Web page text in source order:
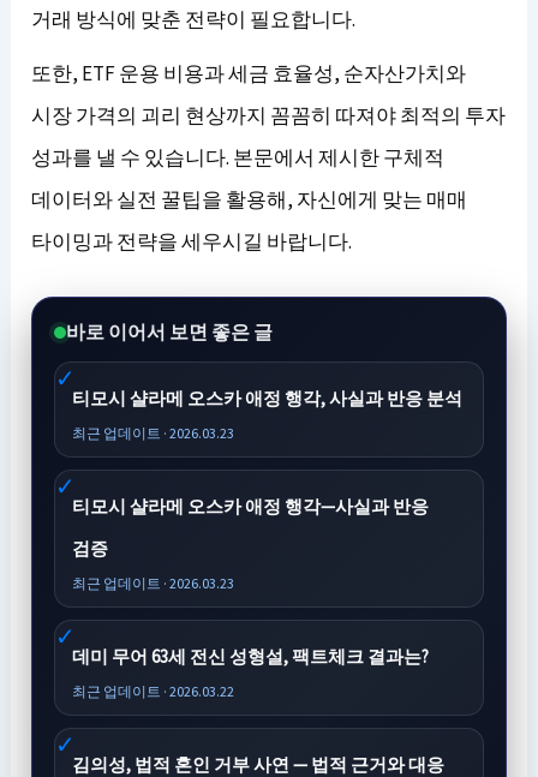
거래 방식에 맞춘 전략이 필요합니다.
또한, ETF 운용 비용과 세금 효율성, 순자산가치와
시장 가격의 괴리 현상까지 꼼꼼히 따져야 최적의 투자
성과를 낼 수 있습니다. 본문에서 제시한 구체적
데이터와 실전 꿀팁을 활용해, 자신에게 맞는 매매
타이밍과 전략을 세우시길 바랍니다.
바로 이어서 보면 좋은 글
티모시 샬라메 오스카 애정 행각, 사실과 반응 분석
최근 업데이트 · 2026.03.23
티모시 샬라메 오스카 애정 행각—사실과 반응
검증
최근 업데이트 · 2026.03.23
데미 무어 63세 전신 성형설, 팩트체크 결과는?
최근 업데이트 · 2026.03.22
김의성, 법적 혼인 거부 사연 — 법적 근거와 대응